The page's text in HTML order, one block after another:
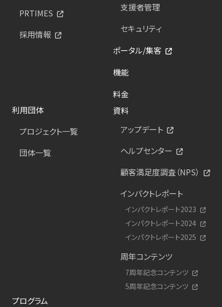
PRTIMES
採用情報
支援者管理
セキュリティ
ポータル/集客
機能
料金
利用団体
プロジェクト一覧
団体一覧
資料
アップデート
ヘルプセンター
顧客満足度調査（NPS）
インパクトレポート
インパクトレポート2023
インパクトレポート2024
インパクトレポート2025
周年コンテンツ
7周年記念コンテンツ
5周年記念コンテンツ
プログラム